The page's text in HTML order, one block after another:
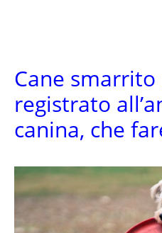
Cane
registrato
canina, che